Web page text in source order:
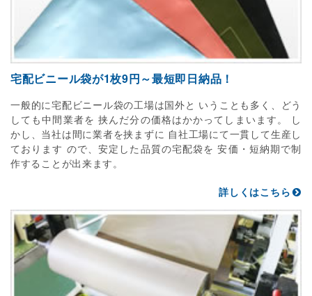
宅配ビニール袋が1枚9円～最短即日納品！
一般的に宅配ビニール袋の工場は国外と いうことも多く、どう
しても中間業者を 挟んだ分の価格はかかってしまいます。 し
かし、当社は間に業者を挟まずに 自社工場にて一貫して生産し
ております ので、安定した品質の宅配袋を 安価・短納期で制
作することが出来ます。
詳しくはこちら